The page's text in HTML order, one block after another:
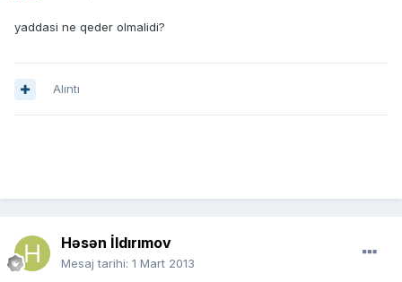
yaddasi ne qeder olmalidi?
Alıntı
Həsən İldırımov
Mesaj tarihi: 1 Mart 2013